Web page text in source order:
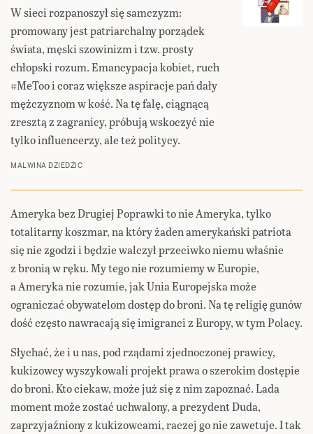
W sieci rozpanoszył się samczyzm:
promowany jest patriarchalny porządek
świata, męski szowinizm i tzw. prosty
chłopski rozum. Emancypacja kobiet, ruch
#MeToo i coraz większe aspiracje pań dały
mężczyznom w kość. Na tę falę, ciągnącą
zresztą z zagranicy, próbują wskoczyć nie
tylko influencerzy, ale też politycy.
MALWINA DZIEDZIC
Ameryka bez Drugiej Poprawki to nie Ameryka, tylko
totalitarny koszmar, na który żaden amerykański patriota
się nie zgodzi i będzie walczył przeciwko niemu właśnie
z bronią w ręku. My tego nie rozumiemy w Europie,
a Ameryka nie rozumie, jak Unia Europejska może
ograniczać obywatelom dostęp do broni. Na tę religię gunów
dość często nawracają się imigranci z Europy, w tym Polacy.
Słychać, że i u nas, pod rządami zjednoczonej prawicy,
kukizowcy wyszykowali projekt prawa o szerokim dostępie
do broni. Kto ciekaw, może już się z nim zapoznać. Lada
moment może zostać uchwalony, a prezydent Duda,
zaprzyjaźniony z kukizowcami, raczej go nie zawetuje. I tak